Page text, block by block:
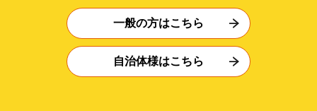
一般の方はこちら
自治体様はこちら